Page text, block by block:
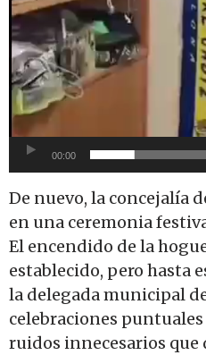
00:00
De nuevo, la concejalía
en una ceremonia
El encendido de la
establecido, pero hasta
la delegada municipal
celebraciones puntuales
ruidos innecesarios que